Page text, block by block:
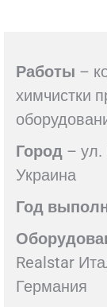
Работы –
химчистки
Город – ул.
Украина
Год
Realstar
Германия